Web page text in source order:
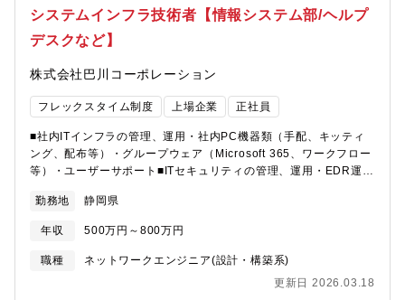
ROS2・Autoware・C++・Linux・Python・JavaScript・Git・
GitHub／GitLab・GPGPU・リアルタイムシステム・機械学習・
AI・SLAM・制御工学・画像処理・クラウド連携【組織構成】配属
Autoware【ミッション】ROS・Autowareを活用したロボティク
スおよび自律走行システムの開発を通じて、次世代モビリティや
自律制御技術の実用化を推進いただきます。【業務の魅力】・最
一貫して経験できる・OS、ドライバ、ミドルウェア、アプリケー
ションまで幅広い開発領域を担当可能・AI、SLAM、画像処理、制
御工学など最先端技術に触れられる・マルチコアCPU、GPU、
DSP、ASIC／FPGAを活用した高性能システム開発に携われる・
ト環境で高度な技術開発に参画可能【キャリアパス】■30代・プロ
領域を拡大■40代以降・プロジェクトマネージャー・管理職・技術
エキスパートとして組織や事業の中核を担うポジションへ成長可
システムインフラ技術者【情報システム部/ヘルプ
デスクなど】
株式会社巴川コーポレーション
フレックスタイム制度 上場企業 正社員
■社内ITインフラの管理、運用・社内PC機器類（手配、キッティ
ング、配布等）・グループウェア（Microsoft 365、ワークフロー
等）・ユーザーサポート■ITセキュリティの管理、運用・EDR運
内情報システムの企画、管理、運用・SaaS、オンプレを問わない
社内情報システムの企画や、各種業務アプリケーションの選定、
導入、管理【配属先】業務本部情報システムグループ
勤務地 静岡県
年収 500万円～800万円
職種
ネットワークエンジニア(設計・構築系)
更新日 2026.03.18